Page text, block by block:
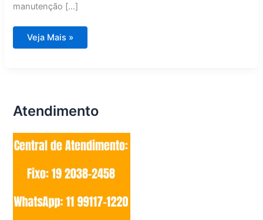
manutenção […]
Conserto
de
Veja Mais »
Atendimento